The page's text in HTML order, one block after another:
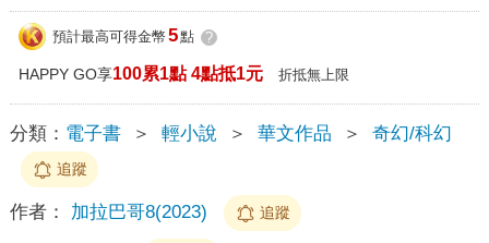
預計最高可得金幣 5點 ?
HAPPY GO享100累1點 4點抵1元 折抵無上限
分類： 電子書 ＞ 輕小說 ＞ 華文作品 ＞ 奇幻/科幻
追蹤
作者： 加拉巴哥8(2023) 追蹤